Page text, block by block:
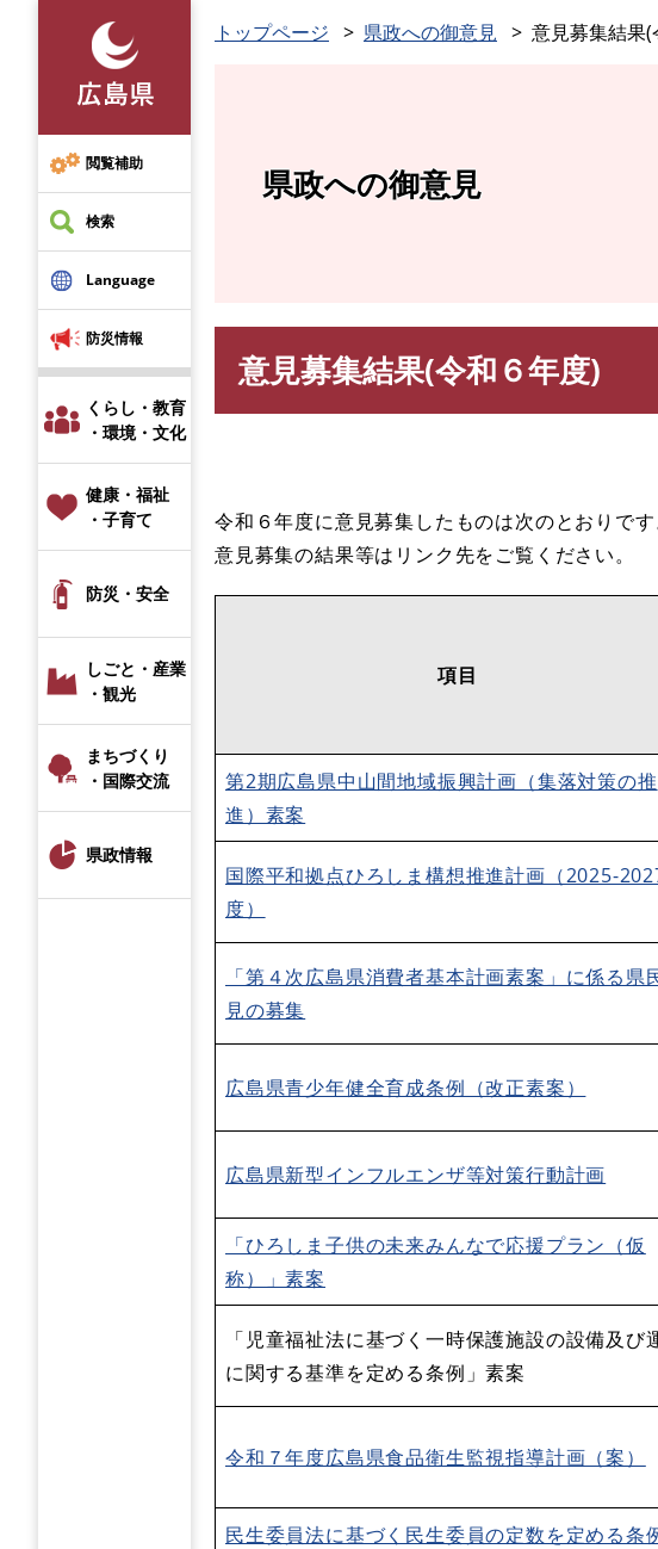
先
頭
で
す
閲覧補助
検索
Language
防災情報
くらし・教育
・環境・文化
健康・福祉
・子育て
防災・安全
しごと・産業
・観光
まちづくり
・国際交流
県政情報
トップページ 県政への御意見 意見募集結果(
県政への御意見
意見募集結果(令和６年度)
令和６年度に意見募集したものは次のとおりで
意見募集の結果等はリンク先をご覧ください。
項目
第2期広島県中山間地域振興計画（集落対策の推
進）素案
国際平和拠点ひろしま構想推進計画（2025-
度）
「第４次広島県消費者基本計画素案」に係る県
見の募集​
広島県青少年健全育成条例（改正素案）
広島県新型インフルエンザ等対策行動計画​
「ひろしま子供の未来みんなで応援プラン（仮
称）」素案​​
「児童福祉法に基づく一時保護施設の設備及び
に関する基準を定める条例」素案​
令和７年度広島県食品衛生監視指導計画（案）
民生委員法に基づく民生委員の定数を定める条